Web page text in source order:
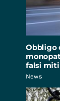
Obbligo
falsi miti
News